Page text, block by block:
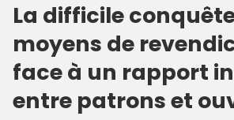
La difficile
moyens de
face à un rapport
entre patrons et